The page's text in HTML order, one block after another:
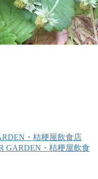
・桔梗屋飲食店
GARDEN・桔梗屋飲食